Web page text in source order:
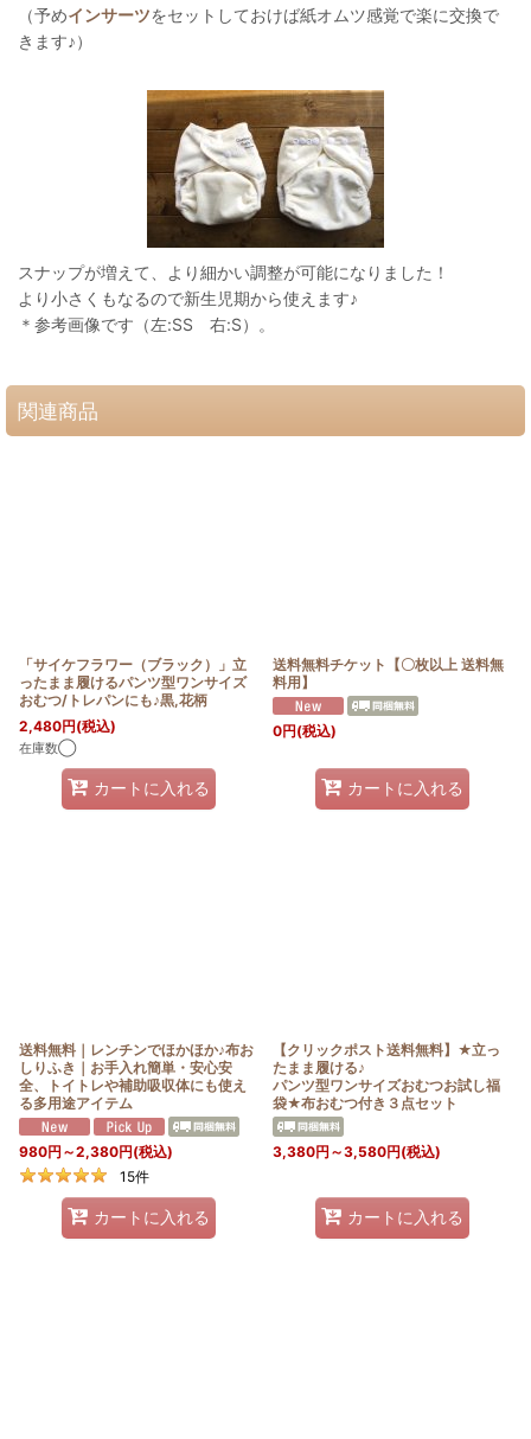
（予めインサーツをセットしておけば紙オムツ感覚で楽に交換で
きます♪）
スナップが増えて、より細かい調整が可能になりました！
より小さくもなるので新生児期から使えます♪
＊参考画像です（左:SS 右:S）。
関連商品
「サイケフラワー（ブラック）」立
ったまま履けるパンツ型ワンサイズ
おむつ/トレパンにも♪黒,花柄
2,480円(税込)
在庫数◯
カートに入れる
送料無料チケット【〇枚以上 送料無
料用】
0円(税込)
カートに入れる
送料無料｜レンチンでほかほか♪布お
しりふき｜お手入れ簡単・安心安
全、トイトレや補助吸収体にも使え
る多用途アイテム
980円 ～2,380円(税込)
15件
カートに入れる
【クリックポスト送料無料】★立っ
たまま履ける♪
パンツ型ワンサイズおむつお試し福
袋★布おむつ付き３点セット
3,380円 ～3,580円(税込)
カートに入れる